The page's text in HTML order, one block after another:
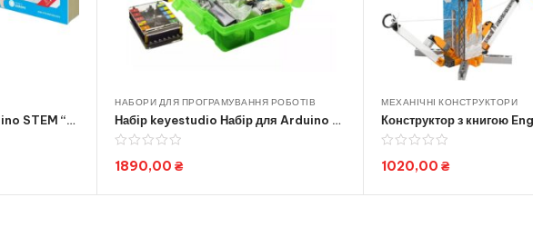
Конструктор з книгою Engino STEM “Як влаштовані віруси. Мікробіологія” Space2007 (STL27)
НАБОРИ ДЛЯ ПРОГРАМУВАННЯ РОБОТІВ
Набір keyestudio Набір для Arduino початківців Легке підключення, EASY Plug Learning Kit for Arduino starters Space2103 (KS0158)
1890,00 ₴
Add to cart
МЕХАНІЧНІ КОНСТРУКТОРИ
1020,00 ₴
Add to cart